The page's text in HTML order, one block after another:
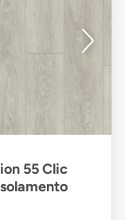
55 Clic